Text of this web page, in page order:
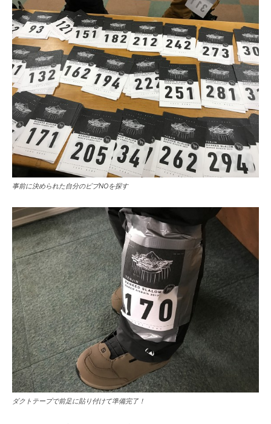
事前に決められた自分のビブNOを探す
ダクトテープで前足に貼り付けて準備完了！